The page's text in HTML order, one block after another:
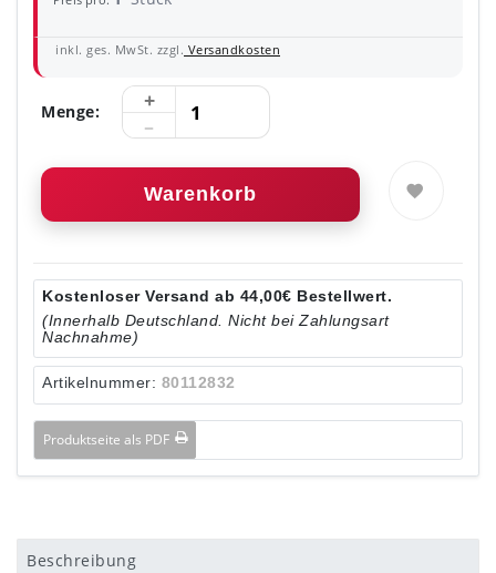
inkl. ges. MwSt. zzgl. Versandkosten
Menge:
Warenkorb
Kostenloser Versand ab 44,00€ Bestellwert.
(Innerhalb Deutschland. Nicht bei Zahlungsart
Nachnahme)
Artikelnummer: 80112832
Produktseite als PDF
Beschreibung